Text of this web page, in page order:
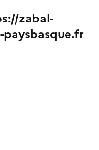
zabal-